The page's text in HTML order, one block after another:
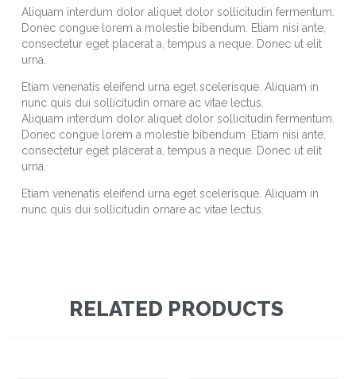
Aliquam interdum dolor aliquet dolor sollicitudin fermentum.
Donec congue lorem a molestie bibendum. Etiam nisi ante,
consectetur eget placerat a, tempus a neque. Donec ut elit
urna.
Etiam venenatis eleifend urna eget scelerisque. Aliquam in
nunc quis dui sollicitudin ornare ac vitae lectus.
Aliquam interdum dolor aliquet dolor sollicitudin fermentum.
Donec congue lorem a molestie bibendum. Etiam nisi ante,
consectetur eget placerat a, tempus a neque. Donec ut elit
urna.
Etiam venenatis eleifend urna eget scelerisque. Aliquam in
nunc quis dui sollicitudin ornare ac vitae lectus.
RELATED PRODUCTS